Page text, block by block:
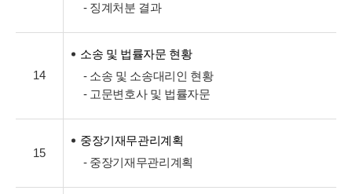
- 징계처분 결과
14
소송 및 법률자문 현황
- 소송 및 소송대리인 현황
- 고문변호사 및 법률자문
15
중장기재무관리계획
- 중장기재무관리계획